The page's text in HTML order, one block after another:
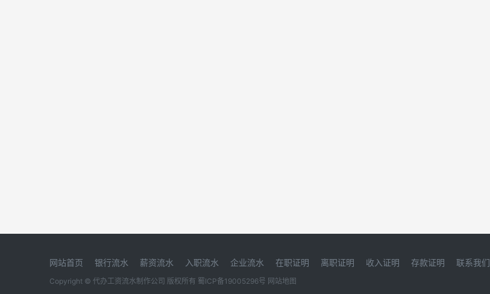
网站首页 银行流水 薪资流水 入职流水 企业流水 在职证明 离职证明 收入证明 存款证明 联系我们
Copyright © 代办工资流水制作公司 版权所有 蜀ICP备19005296号 网站地图